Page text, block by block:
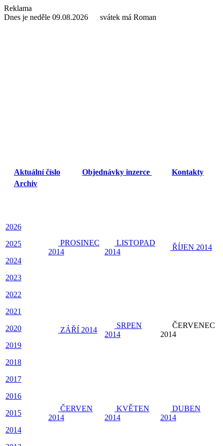
Reklama
Dnes je neděle 09.08.2026 svátek má Roman
Aktuální číslo Objednávky inzerce
Kontakty
Archiv
2026
2025
2024
2023
2022
2021
2020
2019
2018
2017
2016
2015
2014
PROSINEC
2014
LISTOPAD
2014
ŘÍJEN 2014
ZÁŘÍ 2014
SRPEN
2014
ČERVENEC
2014
ČERVEN
2014
KVĚTEN
2014
DUBEN
2014